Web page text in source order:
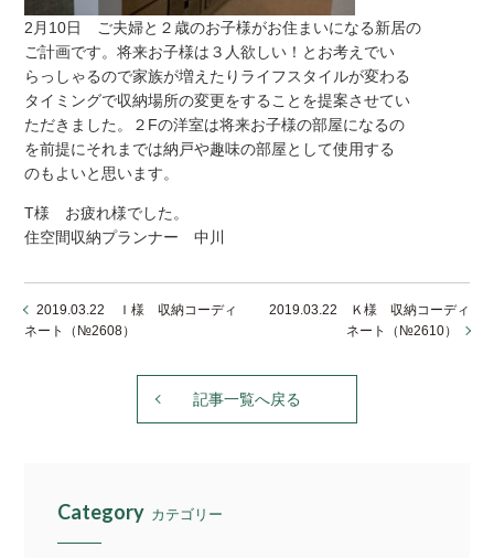
2月10日 ご夫婦と２歳のお子様がお住まいになる新居の
ご計画です。将来お子様は３人欲しい！とお考えでい
らっしゃるので家族が増えたりライフスタイルが変わる
タイミングで収納場所の変更をすることを提案させてい
ただきました。２Fの洋室は将来お子様の部屋になるの
を前提にそれまでは納戸や趣味の部屋として使用する
のもよいと思います。
T様 お疲れ様でした。
住空間収納プランナー 中川
2019.03.22 Ｉ様 収納コーディ
ネート（№2608）
2019.03.22 Ｋ様 収納コーディ
ネート（№2610）
記事一覧へ戻る
Category カテゴリー